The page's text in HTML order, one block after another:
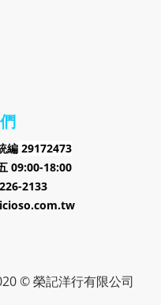
編 29172473
09:00-18:00
2133
© 榮記洋行有限公司